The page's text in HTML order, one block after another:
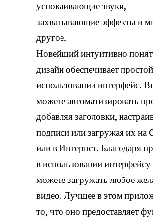
успокаивающие звуки,
захватывающие эффекты и
другое.
Новейший интуитивно
дизайн обеспечивает
использовании интерфейс.
можете автоматизировать
добавляя заголовки,
подписи или загружая их на
или в Интернет. Благодаря
в использовании
можете загружать любое
видео. Лучшее в этом
то, что оно предоставляет